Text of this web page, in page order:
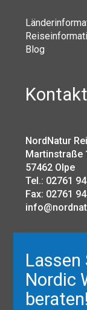
Blog
Kontakt
NordNatur
Martinstraße
57462 Olpe
Tel.: 02761
Fax: 02761
Lassen
Nordic
beraten!